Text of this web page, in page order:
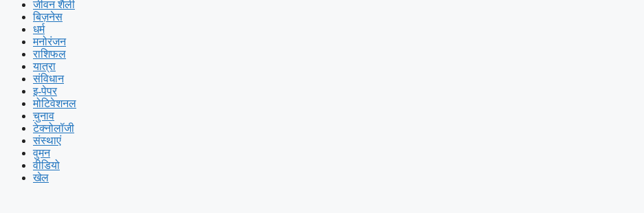
जीवन शैली
बिज़नेस
धर्म
मनोरंजन
राशिफल
यात्रा
संविधान
इ-पेपर
मोटिवेशनल
चुनाव
टेक्नोलॉजी
संस्थाएं
वुमन
वीडियो
खेल